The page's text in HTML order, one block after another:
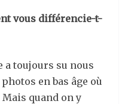
vous différencie-t-
a toujours su nous
en bas âge où
Mais quand on y